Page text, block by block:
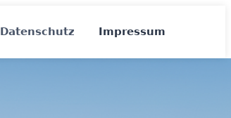
Datenschutz Impressum